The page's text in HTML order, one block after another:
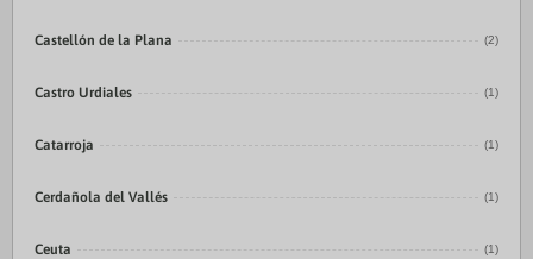
Castellón de la Plana (2)
Castro Urdiales (1)
Catarroja (1)
Cerdañola del Vallés (1)
Ceuta (1)